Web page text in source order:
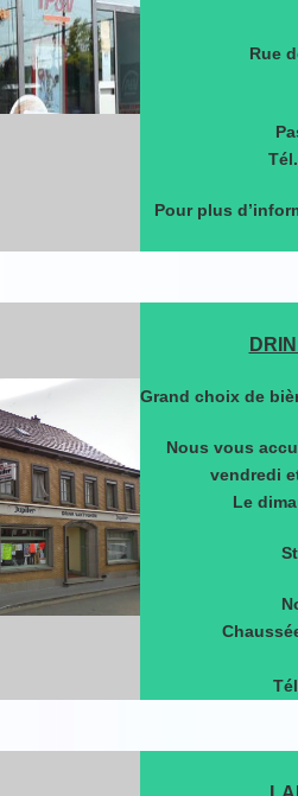
Rue
Pour plus
Grand choix de
Nous vous
vendredi
Le